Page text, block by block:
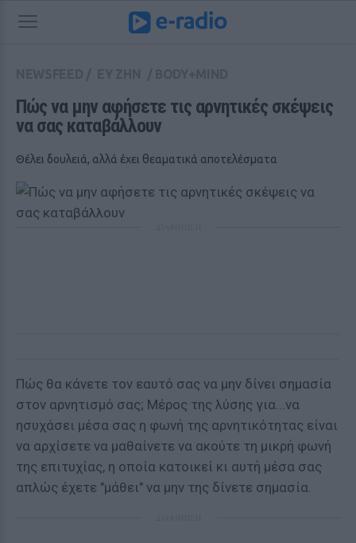
Πώς να μην αφήσετε τις αρνητικές σκέψεις
να σας καταβάλλουν
Θέλει δουλειά, αλλά έχει θεαματικά αποτελέσματα
Πώς θα κάνετε τον εαυτό σας να μην δίνει σημασία
στον αρνητισμό σας; Μέρος της λύσης για...να
ησυχάσει μέσα σας η φωνή της αρνητικότητας είναι
να αρχίσετε να μαθαίνετε να ακούτε τη μικρή φωνή
της επιτυχίας, η οποία κατοικεί κι αυτή μέσα σας
απλώς έχετε "μάθει" να μην της δίνετε σημασία.